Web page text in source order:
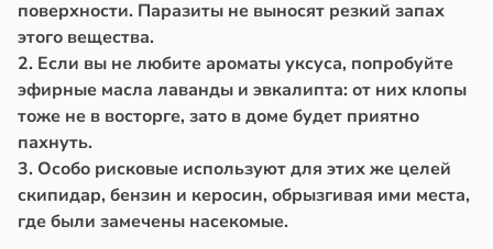
поверхности. Паразиты не выносят резкий запах
этого вещества.
2. Если вы не любите ароматы уксуса, попробуйте
эфирные масла лаванды и эвкалипта: от них клопы
тоже не в восторге, зато в доме будет приятно
пахнуть.
3. Особо рисковые используют для этих же целей
скипидар, бензин и керосин, обрызгивая ими места,
где были замечены насекомые.